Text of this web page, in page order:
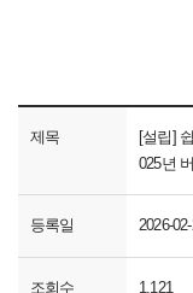
제목
[설립]
025년
등록일 2026-
조회수 1,121